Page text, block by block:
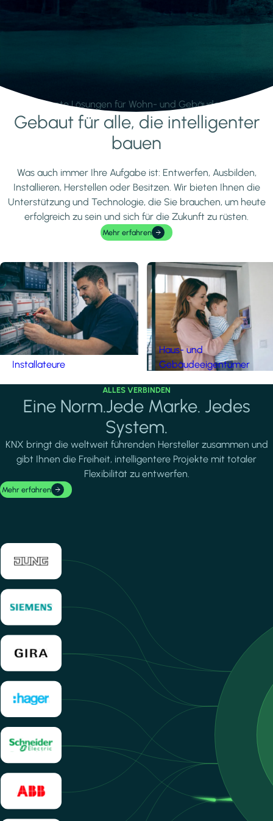
Intelligente Lösungen für Wohn- und Gebäudetechnik.
Mehr erfahren
Gebaut für alle, die intelligenter
bauen
Was auch immer Ihre Aufgabe ist: Entwerfen, Ausbilden,
Installieren, Herstellen oder Besitzen. Wir bieten Ihnen die
Unterstützung und Technologie, die Sie brauchen, um heute
erfolgreich zu sein und sich für die Zukunft zu rüsten.
Mehr erfahren
Installateure
Haus- und
Gebäudeeigentümer
ALLES VERBINDEN
Eine Norm.Jede Marke. Jedes
System.
KNX bringt die weltweit führenden Hersteller zusammen und
gibt Ihnen die Freiheit, intelligentere Projekte mit totaler
Flexibilität zu entwerfen.
Mehr erfahren